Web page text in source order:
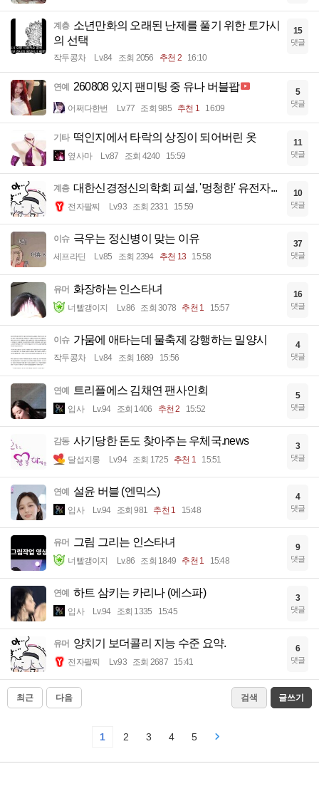
계층 소년만화의 오래된 난제를 풀기 위한 토가시
의 선택
작두콩차 Lv.84 조회 2056 추천 2 16:10
15
댓글
연예 260808 있지 팬미팅 중 유나 버블팝
어쩌다한번 Lv.77 조회 985 추천 1 16:09
5
댓글
기타 떡인지에서 타락의 상징이 되어버린 옷
옆사마 Lv.87 조회 4240 15:59
11
댓글
계층 대한신경정신의학회 피셜, '멍청한' 유전자...
전자팔찌 Lv.93 조회 2331 15:59
10
댓글
이슈 극우는 정신병이 맞는 이유
세프라딘 Lv.85 조회 2394 추천 13 15:58
37
댓글
유머 화장하는 인스타녀
너빨갱이지 Lv.86 조회 3078 추천 1 15:57
16
댓글
이슈 가뭄에 애타는데 물축제 강행하는 밀양시
작두콩차 Lv.84 조회 1689 15:56
4
댓글
연예 트리플에스 김채연 팬사인회
입사 Lv.94 조회 1406 추천 2 15:52
5
댓글
감동 사기당한 돈도 찾아주는 우체국.news
달섭지롱 Lv.94 조회 1725 추천 1 15:51
3
댓글
연예 설윤 버블 (엔믹스)
입사 Lv.94 조회 981 추천 1 15:48
4
댓글
유머 그림 그리는 인스타녀
너빨갱이지 Lv.86 조회 1849 추천 1 15:48
9
댓글
연예 하트 삼키는 카리나 (에스파)
입사 Lv.94 조회 1335 15:45
3
댓글
유머 양치기 보더콜리 지능 수준 요약.
전자팔찌 Lv.93 조회 2687 15:41
6
댓글
최근 다음 검색 글쓰기
1 2 3 4 5